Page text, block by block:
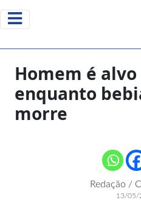
Homem é
enquanto
morre
Redação /
13/05/